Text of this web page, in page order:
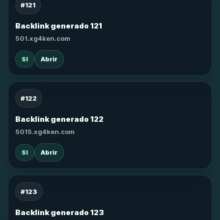
#121
Backlink generado 121
501.xg4ken.com
SI Abrir
#122
Backlink generado 122
5015.xg4ken.com
SI Abrir
#123
Backlink generado 123